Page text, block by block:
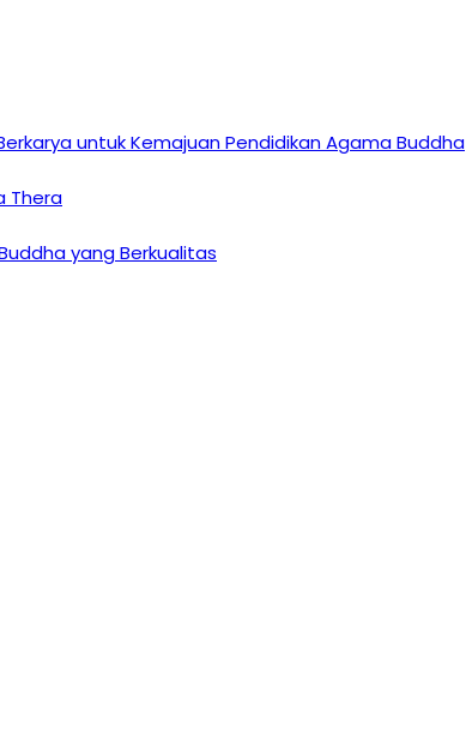
untuk Kemajuan Pendidikan Agama Buddha
Thera
yang Berkualitas